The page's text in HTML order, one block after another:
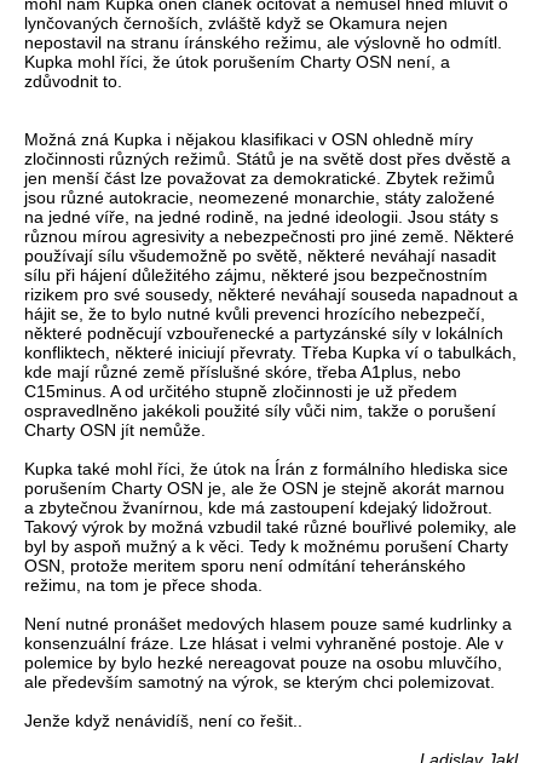
lynčovaných černoších, zvláště když se Okamura nejen
nepostavil na stranu íránského režimu, ale výslovně ho odmítl.
Kupka mohl říci, že útok porušením Charty OSN není, a
zdůvodnit to.
Možná zná Kupka i nějakou klasifikaci v OSN ohledně míry
zločinnosti různých režimů. Států je na světě dost přes dvěstě a
jen menší část lze považovat za demokratické. Zbytek režimů
jsou různé autokracie, neomezené monarchie, státy založené
na jedné víře, na jedné rodině, na jedné ideologii. Jsou státy s
různou mírou agresivity a nebezpečnosti pro jiné země. Některé
používají sílu všudemožně po světě, některé neváhají nasadit
sílu při hájení důležitého zájmu, některé jsou bezpečnostním
rizikem pro své sousedy, některé neváhají souseda napadnout a
hájit se, že to bylo nutné kvůli prevenci hrozícího nebezpečí,
některé podněcují vzbouřenecké a partyzánské síly v lokálních
konfliktech, některé iniciují převraty. Třeba Kupka ví o tabulkách,
kde mají různé země příslušné skóre, třeba A1plus, nebo
C15minus. A od určitého stupně zločinnosti je už předem
ospravedlněno jakékoli použité síly vůči nim, takže o porušení
Charty OSN jít nemůže.
Kupka také mohl říci, že útok na Írán z formálního hlediska sice
porušením Charty OSN je, ale že OSN je stejně akorát marnou
a zbytečnou žvanírnou, kde má zastoupení kdejaký lidožrout.
Takový výrok by možná vzbudil také různé bouřlivé polemiky, ale
byl by aspoň mužný a k věci. Tedy k možnému porušení Charty
OSN, protože meritem sporu není odmítání teheránského
režimu, na tom je přece shoda.
Není nutné pronášet medových hlasem pouze samé kudrlinky a
konsenzuální fráze. Lze hlásat i velmi vyhraněné postoje. Ale v
polemice by bylo hezké nereagovat pouze na osobu mluvčího,
ale především samotný na výrok, se kterým chci polemizovat.
Jenže když nenávidíš, není co řešit..
Ladislav Jakl